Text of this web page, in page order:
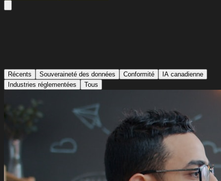
Récents Souveraineté des données Conformité
IA canadienne
Industries réglementées
Tous